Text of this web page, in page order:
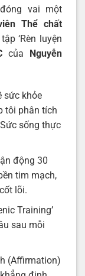
vai một
Thể chất
‘Rèn luyện
của
Nguyễn
sức khỏe
tôi phân tích
sống thực
động 30
tim mạch,
lõi.
Training’
sau mỗi
(Affirmation)